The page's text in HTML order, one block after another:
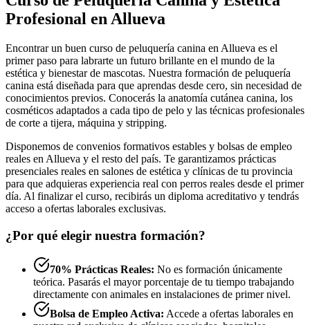
Profesional en Allueva
Encontrar un buen curso de peluquería canina en Allueva es el
primer paso para labrarte un futuro brillante en el mundo de la
estética y bienestar de mascotas. Nuestra formación de peluquería
canina está diseñada para que aprendas desde cero, sin necesidad de
conocimientos previos. Conocerás la anatomía cutánea canina, los
cosméticos adaptados a cada tipo de pelo y las técnicas profesionales
de corte a tijera, máquina y stripping.
Disponemos de convenios formativos estables y bolsas de empleo
reales en Allueva y el resto del país. Te garantizamos prácticas
presenciales reales en salones de estética y clínicas de tu provincia
para que adquieras experiencia real con perros reales desde el primer
día. Al finalizar el curso, recibirás un diploma acreditativo y tendrás
acceso a ofertas laborales exclusivas.
¿Por qué elegir nuestra formación?
70% Prácticas Reales: No es formación únicamente
teórica. Pasarás el mayor porcentaje de tu tiempo trabajando
directamente con animales en instalaciones de primer nivel.
Bolsa de Empleo Activa: Accede a ofertas laborales en